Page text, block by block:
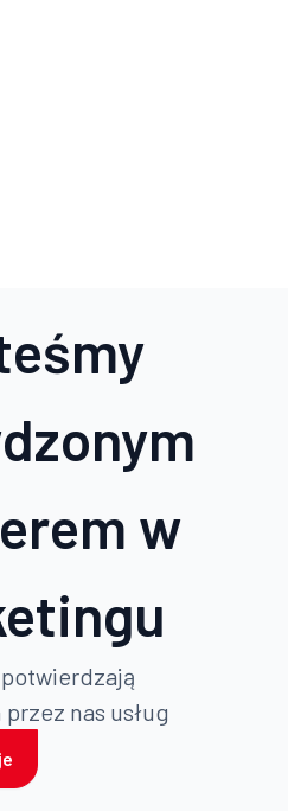
w
nas usług